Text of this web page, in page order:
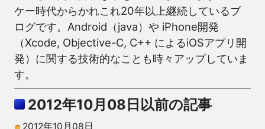
ケー時代からかれこれ20年以上継続しているブ
ログです。Android（java）や iPhone開発
（Xcode, Objective-C, C++ によるiOSアプリ開
発）に関する技術的なことも時々アップしていま
す。
2012年10月08日以前の記事
2012年10月08日